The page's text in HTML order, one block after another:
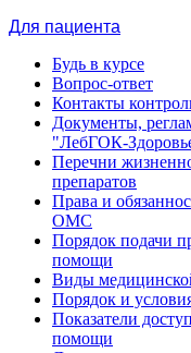
Для пациента
Будь в курсе
Вопрос-ответ
Контакты
Документы,
"ЛебГОК-
Перечни
препаратов
Права и
ОМС
Порядок подачи
помощи
Виды
Порядок и
Показатели
помощи